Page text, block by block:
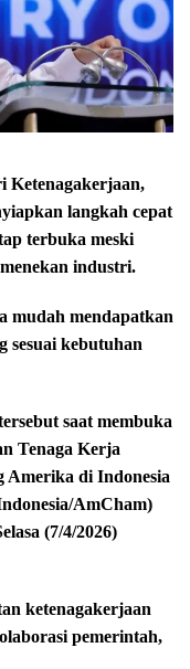
langkah cepat
terbuka meski
industri.
mudah mendapatkan
sesuai kebutuhan
saat membuka
Tenaga Kerja
Amerika di Indonesia
AmCham)
(7/4/2026)
ketenagakerjaan
pemerintah,